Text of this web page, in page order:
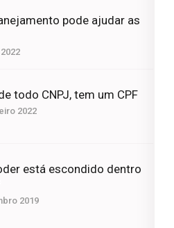
pode ajudar as
todo CNPJ, tem um CPF
2022
está escondido dentro
2019